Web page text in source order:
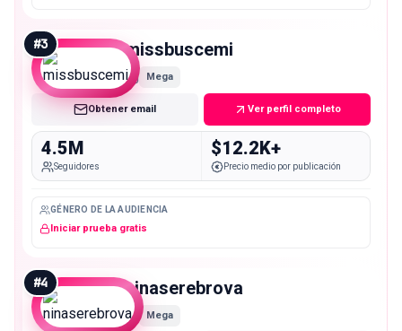
#3 missbuscemi
Mega
Obtener email Ver perfil completo
4.5M
Seguidores
$12.2K+
Precio medio por publicación
GÉNERO DE LA AUDIENCIA
Iniciar prueba gratis
#4 ninaserebrova
Mega